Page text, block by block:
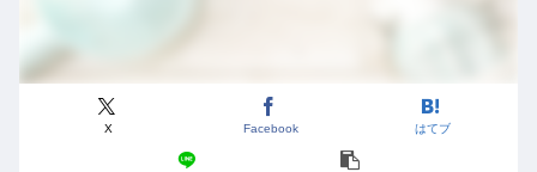
X Facebook はてブ